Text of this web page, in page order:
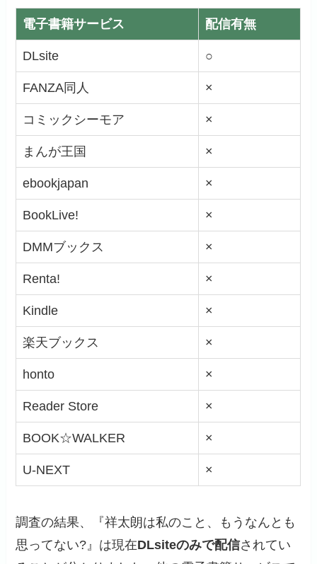
電子書籍サービス 配信有無
DLsite ○
FANZA同人 ×
コミックシーモア ×
まんが王国 ×
ebookjapan ×
BookLive! ×
DMMブックス ×
Renta! ×
Kindle ×
楽天ブックス ×
honto ×
Reader Store ×
BOOK☆WALKER ×
U-NEXT ×
調査の結果、『祥太朗は私のこと、もうなんとも
思ってない?』は現在DLsiteのみで配信されてい